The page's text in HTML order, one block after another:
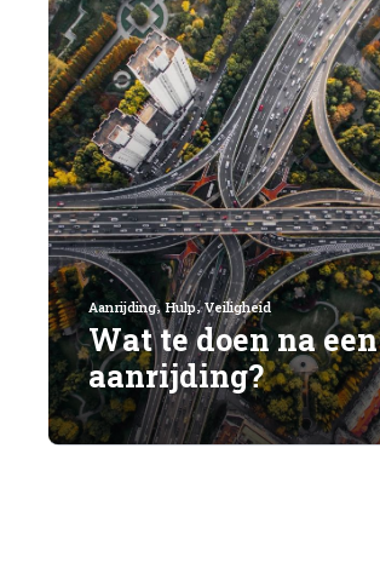
Aanrijding, Hulp, Veiligheid
Wat te doen na een
aanrijding?